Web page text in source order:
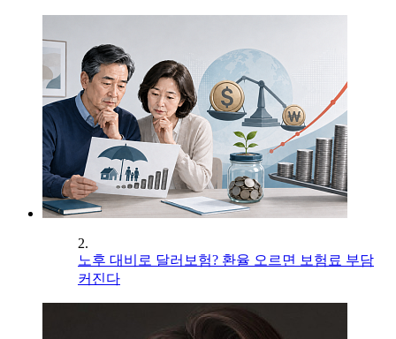
2.
노후 대비로 달러보험? 환율 오르면 보험료 부담
커진다